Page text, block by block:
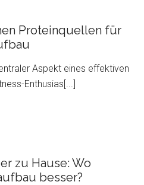
Proteinquellen für
Aspekt eines effektiven
Enthusias[...]
zu Hause: Wo
besser?